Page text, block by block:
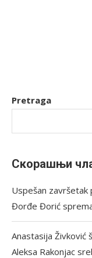
Pretraga
Скорашњи
Uspešan završetak
Đorđe Đorić
Anastasija Živković
Aleksa Rakonjac